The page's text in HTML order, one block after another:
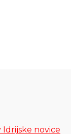
novice